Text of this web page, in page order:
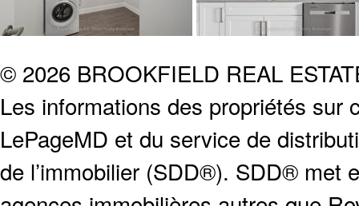
© 2026 BROOKFIELD REAL
Les informations des propriétés sur
LePageMD et du service de
de l’immobilier (SDD®). SDD® met